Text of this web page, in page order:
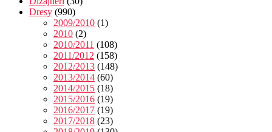
Dresy (990)
2009/2010 (1)
2010 (2)
2010/2011 (108)
2011/2012 (158)
2012/2013 (148)
2013/2014 (60)
2014/2015 (18)
2015/2016 (19)
2016/2017 (19)
2017/2018 (23)